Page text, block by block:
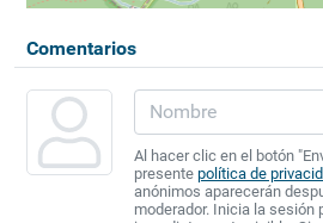
Comentarios
Al hacer clic en el botón
presente política de
anónimos aparecerán
moderador. Inicia la sesión